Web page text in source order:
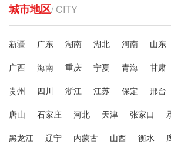
城市地区/ CITY
新疆 广东 湖南 湖北 河南 山东
广西
海南 重庆 宁夏 青海 甘肃
贵州
四川 浙江 江苏 保定 邢台
唐山
石家庄 河北 天津 张家口
黑龙江
辽宁 内蒙古 山西 衡水